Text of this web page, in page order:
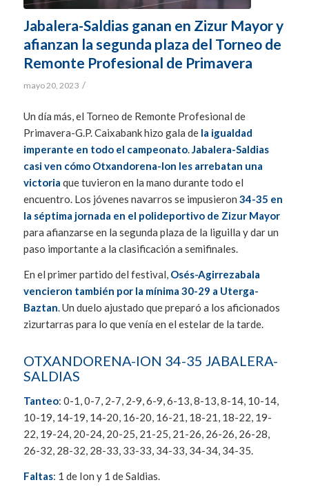
Jabalera-Saldias ganan en Zizur Mayor y
afianzan la segunda plaza del Torneo de
Remonte Profesional de Primavera
mayo 20, 2023 /
Un día más, el Torneo de Remonte Profesional de
Primavera-G.P. Caixabank hizo gala de la igualdad
imperante en todo el campeonato.Jabalera-Saldias
casi ven cómo Otxandorena-Ion les arrebatan una
victoria que tuvieron en la mano durante todo el
encuentro. Los jóvenes navarros se impusieron 34-35 en
la séptima jornada en el polideportivo de Zizur Mayor
para afianzarse en la segunda plaza de la liguilla y dar un
paso importante a la clasificación a semifinales.
En el primer partido del festival, Osés-Agirrezabala
vencieron también por la mínima 30-29 a Uterga-
Baztan. Un duelo ajustado que preparó a los aficionados
zizurtarras para lo que venía en el estelar de la tarde.
OTXANDORENA-ION 34-35 JABALERA-
SALDIAS
Tanteo: 0-1, 0-7, 2-7, 2-9, 6-9, 6-13, 8-13, 8-14, 10-14,
10-19, 14-19, 14-20, 16-20, 16-21, 18-21, 18-22, 19-
22, 19-24, 20-24, 20-25, 21-25, 21-26, 26-26, 26-28,
26-32, 28-32, 28-33, 33-33, 34-33, 34-34, 34-35.
Faltas: 1 de Ion y 1 de Saldias.